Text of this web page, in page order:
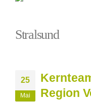
Stralsund
25
Mai
Region